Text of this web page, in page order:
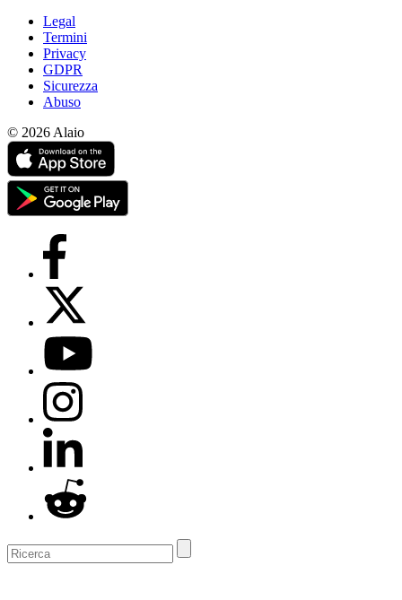
Legal
Termini
Privacy
GDPR
Sicurezza
Abuso
© 2026 Alaio